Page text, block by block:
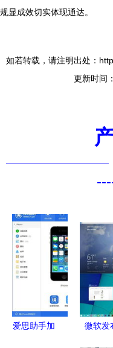
规显成效切实体现通达。
如若转载，请注明出处：
更新时间
爱思助手加
微软发